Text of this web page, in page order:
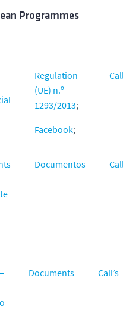
Programmes
Regulation
(UE) n.º
1293/2013;
Facebook;
Documentos
Documents Call’s